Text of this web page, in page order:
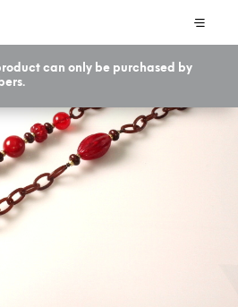
can only be purchased by